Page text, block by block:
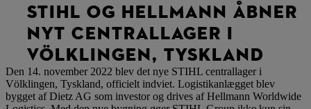
STIHL OG HELLMANN ÅBNER
NYT CENTRALLAGER I
VÖLKLINGEN, TYSKLAND
Den 14. november 2022 blev det nye STIHL centrallager i
Völklingen, Tyskland, officielt indviet. Logistikanlægget blev
bygget af Dietz AG som investor og drives af Hellmann Worldwide